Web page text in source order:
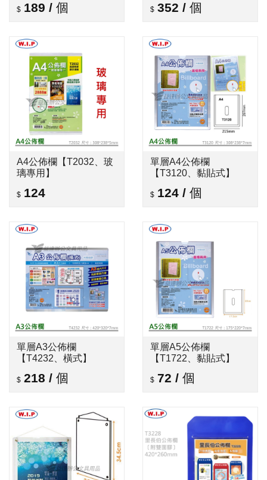
189 / 個 352 / 個
A4公佈欄【T2032、玻
璃專用】
124
單層A4公佈欄
【T3120、黏貼式】
124 / 個
單層A3公佈欄
【T4232、橫式】
218 / 個
單層A5公佈欄
【T1722、黏貼式】
72 / 個